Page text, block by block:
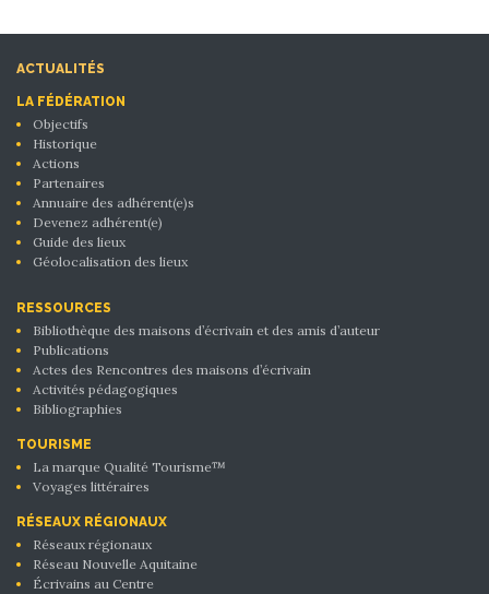
ACTUALITÉS
LA FÉDÉRATION
Objectifs
Historique
Actions
Partenaires
Annuaire des adhérent(e)s
Devenez adhérent(e)
Guide des lieux
Géolocalisation des lieux
RESSOURCES
Bibliothèque des maisons d’écrivain et des amis d’auteur
Publications
Actes des Rencontres des maisons d’écrivain
Activités pédagogiques
Bibliographies
TOURISME
La marque Qualité Tourisme™
Voyages littéraires
RÉSEAUX RÉGIONAUX
Réseaux régionaux
Réseau Nouvelle Aquitaine
Écrivains au Centre